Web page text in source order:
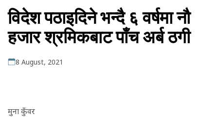
विदेश पठाइदिने भन्दै ६ वर्षमा नौ
हजार श्रमिकबाट पाँच अर्ब ठगी
8 August, 2021
मुना कुँवर